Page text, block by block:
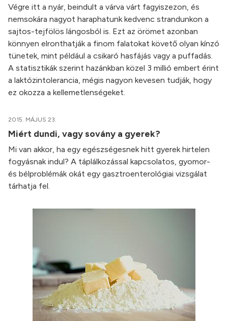
Végre itt a nyár, beindult a várva várt fagyiszezon, és
nemsokára nagyot haraphatunk kedvenc strandunkon a
sajtos-tejfölös lángosból is. Ezt az örömet azonban
könnyen elronthatják a finom falatokat követő olyan kínzó
tünetek, mint például a csikaró hasfájás vagy a puffadás.
A statisztikák szerint hazánkban közel 3 millió embert érint
a laktózintolerancia, mégis nagyon kevesen tudják, hogy
ez okozza a kellemetlenségeket.
2015. MÁJUS 23.
Miért dundi, vagy sovány a gyerek?
Mi van akkor, ha egy egészségesnek hitt gyerek hirtelen
fogyásnak indul? A táplálkozással kapcsolatos, gyomor-
és bélproblémák okát egy gasztroenterológiai vizsgálat
tárhatja fel.